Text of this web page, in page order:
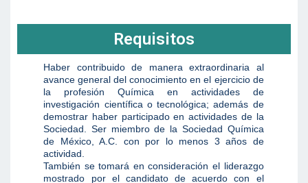
Requisitos
Haber contribuido de manera extraordinaria al
avance general del conocimiento en el ejercicio de
la profesión Química en actividades de
investigación científica o tecnológica; además de
demostrar haber participado en actividades de la
Sociedad. Ser miembro de la Sociedad Química
de México, A.C. con por lo menos 3 años de
actividad.
También se tomará en consideración el liderazgo
mostrado por el candidato de acuerdo con el